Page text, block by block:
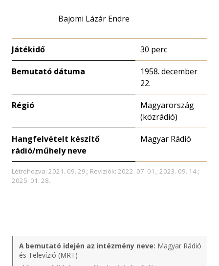
Bajomi Lázár Endre
Játékidő 30 perc
Bemutató dátuma
1958. december
22.
Régió
Magyarország
(közrádió)
Hangfelvételt készítő
rádió/műhely neve
Magyar Rádió
Létrehozva: 2021. 09. 29.; Revíziók: 2022. 07. 01.; 2023. 09. 14.;
2025. 01. 28.
A bemutató idején az intézmény neve: Magyar Rádió
és Televízió (MRT)